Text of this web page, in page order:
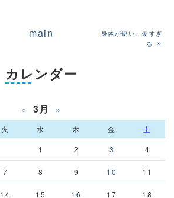
main
身体が硬い、硬すぎ
る
»
カレンダー
« 3月 »
火 水 木 金
土
1
2 3 4
7 8 9 10 11
14 15 16 17 18